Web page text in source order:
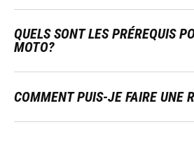
QUELS SONT LES PRÉREQUIS
MOTO?
COMMENT PUIS-JE FAIRE UNE